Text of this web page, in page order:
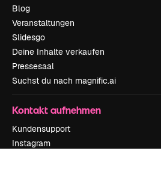
Blog
Veranstaltungen
Slidesgo
Deine Inhalte verkaufen
Pressesaal
Suchst du nach magnific.ai
Kontakt aufnehmen
Kundensupport
Instagram